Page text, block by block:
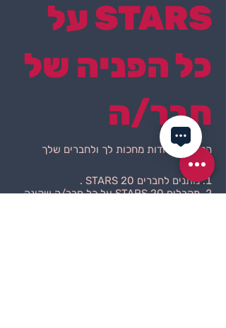
STARS על
כל הפניה של
חבר/ה
הטבות מיוחדות מחכות לך ולחברים שלך
נותנים לחברים 20 STARS .
מקבלים 20 STARS על כל חבר/ה שקונה